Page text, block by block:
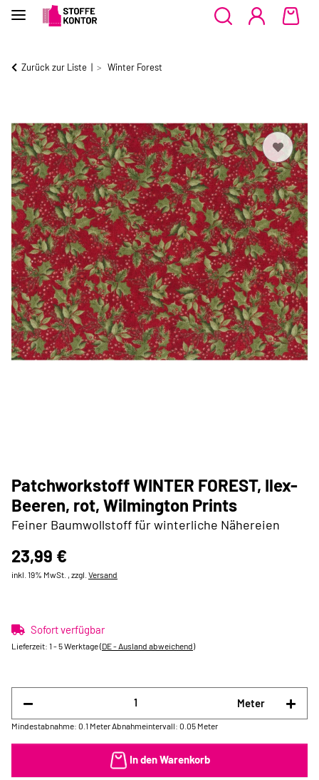
Zurück zur Liste Winter Forest
Patchworkstoff WINTER FOREST, Ilex-
Beeren, rot, Wilmington Prints
Feiner Baumwollstoff für winterliche Nähereien
23,99 €
inkl. 19% MwSt. , zzgl. Versand
Sofort verfügbar
Lieferzeit: 1 - 5 Werktage(DE - Ausland abweichend)
Meter
Mindestabnahme: 0.1 Meter Abnahmeintervall: 0.05 Meter
In den Warenkorb